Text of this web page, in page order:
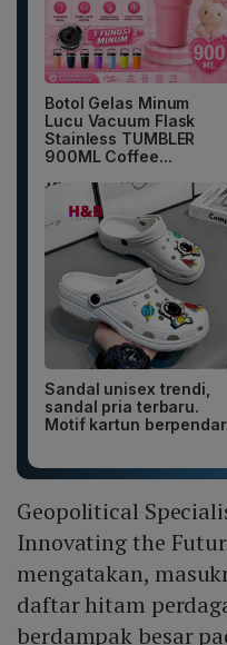
Botol Gelas Minum
Lucu Vacuum Flask
Stainless TUMBLER
900ML Coffee...
Sandal unisex trendi,
sandal pria terbaru.
Motif kartun
Geopolitical
Innovating the
mengatakan,
daftar hitam
berdampak besar